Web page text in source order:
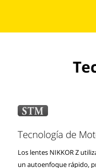
Tecnología de
Los lentes NIKKOR Z
un autoenfoque rápido,